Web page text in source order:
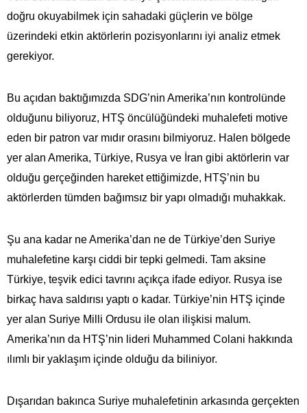
doğru okuyabilmek için sahadaki güçlerin ve bölge
üzerindeki etkin aktörlerin pozisyonlarını iyi analiz etmek
gerekiyor.
Bu açıdan baktığımızda SDG’nin Amerika’nın kontrolünde
olduğunu biliyoruz, HTŞ öncülüğündeki muhalefeti motive
eden bir patron var mıdır orasını bilmiyoruz. Halen bölgede
yer alan Amerika, Türkiye, Rusya ve İran gibi aktörlerin var
olduğu gerçeğinden hareket ettiğimizde, HTŞ’nin bu
aktörlerden tümden bağımsız bir yapı olmadığı muhakkak.
Şu ana kadar ne Amerika’dan ne de Türkiye’den Suriye
muhalefetine karşı ciddi bir tepki gelmedi. Tam aksine
Türkiye, teşvik edici tavrını açıkça ifade ediyor. Rusya ise
birkaç hava saldırısı yaptı o kadar. Türkiye’nin HTŞ içinde
yer alan Suriye Milli Ordusu ile olan ilişkisi malum.
Amerika’nın da HTŞ’nin lideri Muhammed Colani hakkında
ılımlı bir yaklaşım içinde olduğu da biliniyor.
Dışarıdan bakınca Suriye muhalefetinin arkasında gerçekten